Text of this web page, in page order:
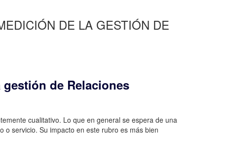
DE LA GESTIÓN DE
de Relaciones
cualitativo. Lo que en general se espera de una
o servicio. Su impacto en este rubro es más bien